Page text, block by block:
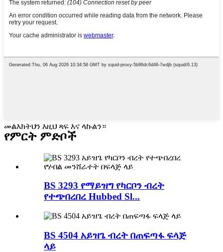
መልእክትህን እዚህ ጻፍ እና ላኩልን።
የምርት ምድቦች
BS 3293 የማይዝግ የካርቦን ብረት
የተጭበረበረ Hubbed Sl...
BS 4504 አይዝጌ ብረት በጠፍጣፋ ፍላጅ
ላይ